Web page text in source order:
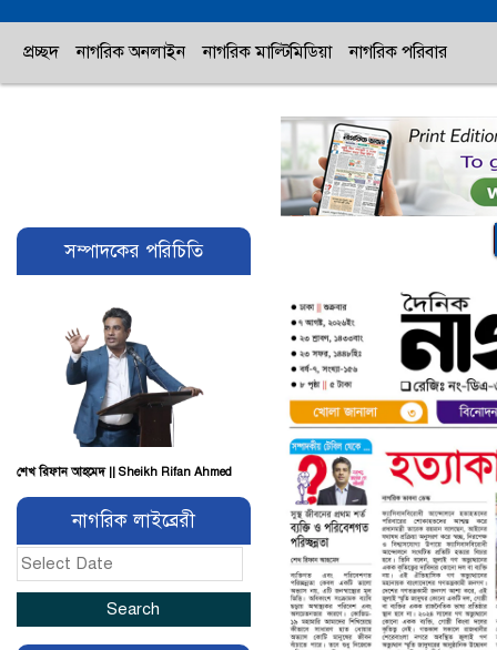
প্রচ্ছদ নাগরিক অনলাইন নাগরিক মাল্টিমিডিয়া নাগরিক পরিবার
সম্পাদকের পরিচিতি
শেখ রিফান আহমেদ || Sheikh Rifan Ahmed
নাগরিক লাইব্রেরী